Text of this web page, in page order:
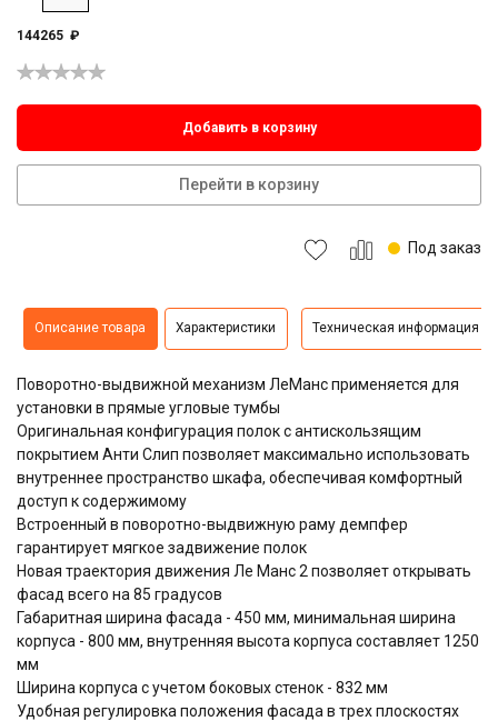
144265 ₽
Добавить в корзину
Перейти в корзину
Под заказ
Описание товара Характеристики Техническая информация
Поворотно-выдвижной механизм ЛеМанс применяется для
установки в прямые угловые тумбы
Оригинальная конфигурация полок с антискользящим
покрытием Анти Слип позволяет максимально использовать
внутреннее пространство шкафа, обеспечивая комфортный
доступ к содержимому
Встроенный в поворотно-выдвижную раму демпфер
гарантирует мягкое задвижение полок
Новая траектория движения Ле Манс 2 позволяет открывать
фасад всего на 85 градусов
Габаритная ширина фасада - 450 мм, минимальная ширина
корпуса - 800 мм, внутренняя высота корпуса составляет 1250
мм
Ширина корпуса с учетом боковых стенок - 832 мм
Удобная регулировка положения фасада в трех плоскостях